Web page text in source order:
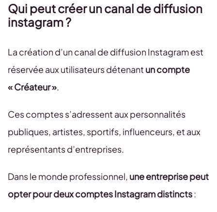
Qui peut créer un canal de diffusion
instagram ?
La création d’un canal de diffusion Instagram est
réservée aux utilisateurs détenant un compte
« Créateur ».
Ces comptes s’adressent aux personnalités
publiques, artistes, sportifs, influenceurs, et aux
représentants d’entreprises.
Dans le monde professionnel, une entreprise peut
opter pour deux comptes Instagram distincts: